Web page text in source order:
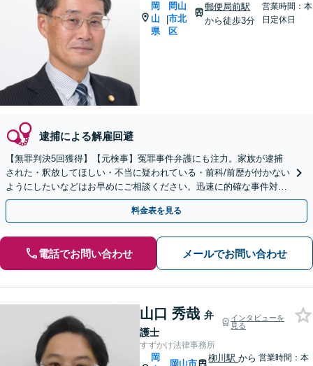
岡
山
県
|
岡山
市北
区
郵便局前駅
から徒歩3分
営業時間：本
日定休日
逮捕による解雇回避
【無罪判決5回獲得】【元検事】冤罪事件弁護にも注力。家族が逮捕
された・釈放してほしい・不当に疑われている・前科/前歴が付かない
ようにしたいなどはお早めにご相談ください。迅速に的確な事件対応
に定評あり。【夜間休日・全国対応可】【分割払い可】
料金表を見る
電話でお問い合わせ メールでお問い合わせ
山口 秀哉 弁
護士
インタビューを
見る
すずかけ法律事務所
岡
岡山市
柳川駅から 営業時間：本